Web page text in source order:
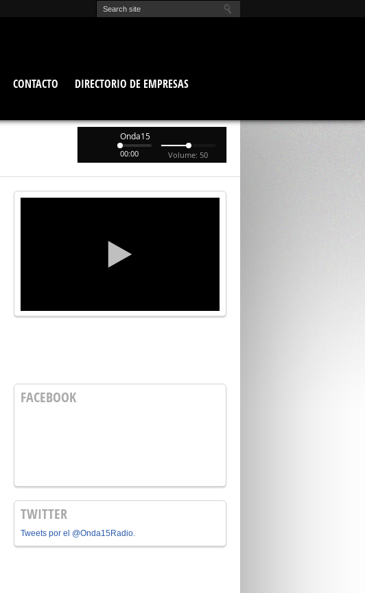
CONTACTO
DIRECTORIO DE EMPRESAS
Onda15
00:00 Volume: 50
FACEBOOK
TWITTER
Tweets por el @Onda15Radio.